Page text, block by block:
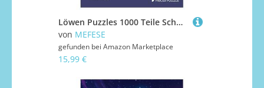
Löwen Puzzles 1000 Teile Schwer Puzzle Spielzeug Pädagogisches Spiel Impossible Herausforderungsspielzeug Für Erwachsene Und Kinder Ab 14 Jahren 38x26cm/1000pcs
von MEFESE
gefunden bei Amazon Marketplace
15,99 €